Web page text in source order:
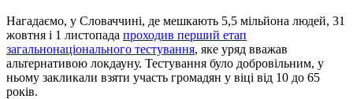
Нагадаємо, у Словаччині, де мешкають 5,5 мільйона людей, 31
жовтня і 1 листопада проходив перший етап
загальнонаціонального тестування, яке уряд вважав
альтернативою локдауну. Тестування було добровільним, у
ньому закликали взяти участь громадян у віці від 10 до 65
років.